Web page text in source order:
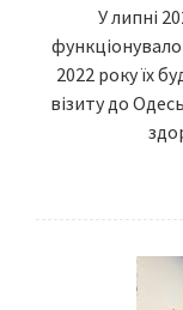
У липні
2022 року їх
візиту до